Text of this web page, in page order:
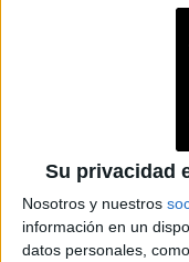
Su privacidad
Nosotros y nuestros
información en un
datos personales,
Hombre
Look
Luz Mía